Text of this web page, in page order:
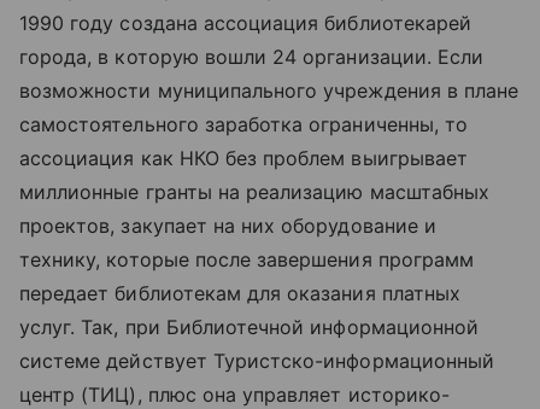
1990 году создана ассоциация библиотекарей
города, в которую вошли 24 организации. Если
возможности муниципального учреждения в плане
самостоятельного заработка ограниченны, то
ассоциация как НКО без проблем выигрывает
миллионные гранты на реализацию масштабных
проектов, закупает на них оборудование и
технику, которые после завершения программ
передает библиотекам для оказания платных
услуг. Так, при Библиотечной информационной
системе действует Туристско-информационный
центр (ТИЦ), плюс она управляет историко-